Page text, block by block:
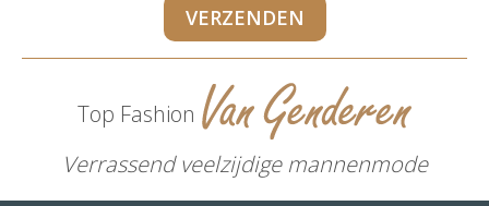
Top Fashion
Verrassend veelzijdige mannenmode